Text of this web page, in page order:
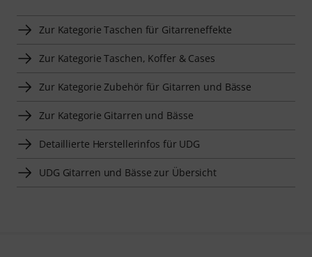
Zur Kategorie Taschen für Gitarreneffekte
Zur Kategorie Taschen, Koffer & Cases
Zur Kategorie Zubehör für Gitarren und Bässe
Zur Kategorie Gitarren und Bässe
Detaillierte Herstellerinfos für UDG
UDG Gitarren und Bässe zur Übersicht